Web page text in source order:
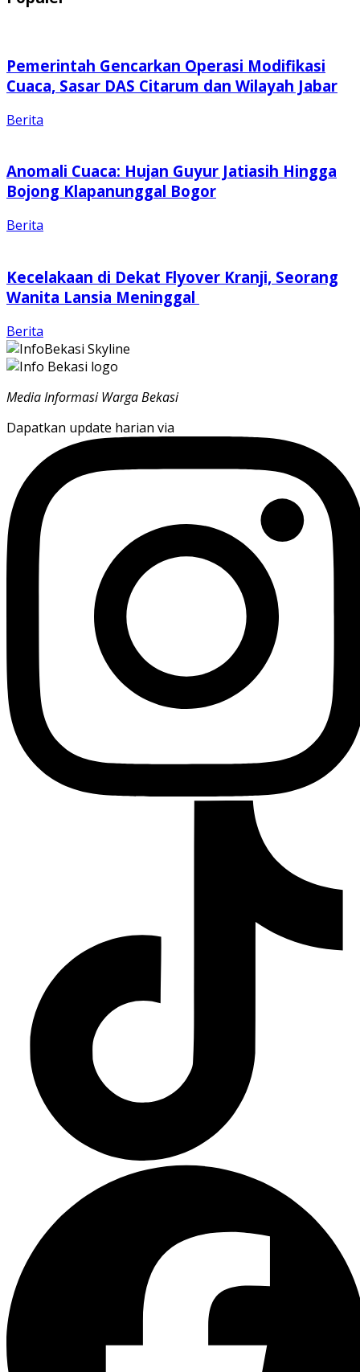
Pemerintah Gencarkan Operasi Modifikasi
Cuaca, Sasar DAS Citarum dan Wilayah Jabar
Berita
Anomali Cuaca: Hujan Guyur Jatiasih Hingga
Bojong Klapanunggal Bogor
Berita
Kecelakaan di Dekat Flyover Kranji, Seorang
Wanita Lansia Meninggal
Berita
Media Informasi Warga Bekasi
Dapatkan update harian via